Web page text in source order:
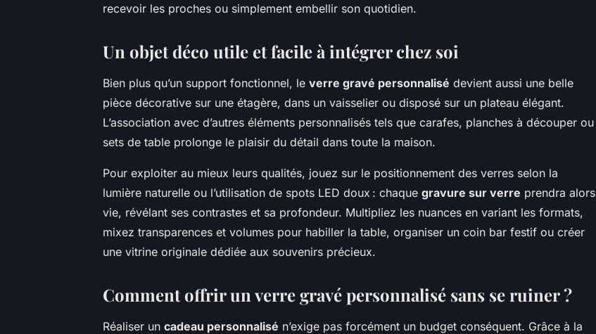
recevoir les proches ou simplement embellir son quotidien.
Un objet déco utile et facile à intégrer chez soi
Bien plus qu’un support fonctionnel, le verre gravé personnalisé devient aussi une belle
pièce décorative sur une étagère, dans un vaisselier ou disposé sur un plateau élégant.
L’association avec d’autres éléments personnalisés tels que carafes, planches à découper ou
sets de table prolonge le plaisir du détail dans toute la maison.
Pour exploiter au mieux leurs qualités, jouez sur le positionnement des verres selon la
lumière naturelle ou l’utilisation de spots LED doux : chaque gravure sur verre prendra alors
vie, révélant ses contrastes et sa profondeur. Multipliez les nuances en variant les formats,
mixez transparences et volumes pour habiller la table, organiser un coin bar festif ou créer
une vitrine originale dédiée aux souvenirs précieux.
Comment offrir un verre gravé personnalisé sans se ruiner ?
Réaliser un cadeau personnalisé n’exige pas forcément un budget conséquent. Grâce à la